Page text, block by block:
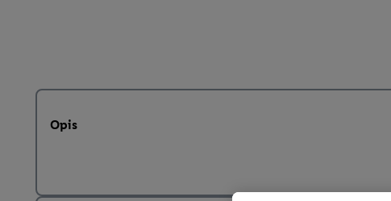
Opis